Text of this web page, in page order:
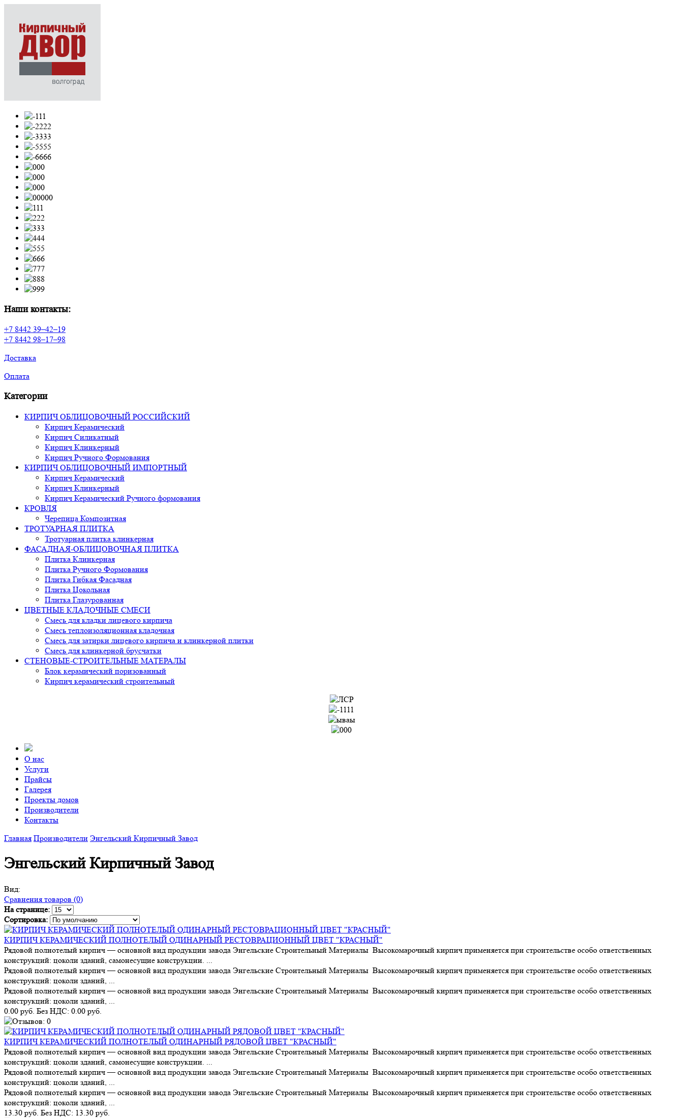
Наши контакты:
+7 8442 39–42–19
+7 8442 98–17–98
Доставка
Оплата
Категории
КИРПИЧ ОБЛИЦОВОЧНЫЙ РОССИЙСКИЙ
Кирпич Керамический
Кирпич Силикатный
Кирпич Клинкерный
Кирпич Ручного Формования
КИРПИЧ ОБЛИЦОВОЧНЫЙ ИМПОРТНЫЙ
Кирпич Керамический
Кирпич Клинкерный
Кирпич Керамический Ручного формования
КРОВЛЯ
Черепица Композитная
ТРОТУАРНАЯ ПЛИТКА
Тротуарная плитка клинкерная
ФАСАДНАЯ-ОБЛИЦОВОЧНАЯ ПЛИТКА
Плитка Клинкерная
Плитка Ручного Формования
Плитка Гибкая Фасадная
Плитка Цокольная
Плитка Глазурованная
ЦВЕТНЫЕ КЛАДОЧНЫЕ СМЕСИ
Смесь для кладки лицевого кирпича
Смесь теплоизоляционная кладочная
Смесь для затирки лицевого кирпича и клинкерной плитки
Смесь для клинкерной брусчатки
СТЕНОВЫЕ-СТРОИТЕЛЬНЫЕ МАТЕРАЛЫ
Блок керамический поризованный
Кирпич керамический строительный
О нас
Услуги
Прайсы
Галерея
Проекты домов
Производители
Контакты
Главная Производители Энгельский Кирпичный Завод
Энгельский Кирпичный Завод
Вид:
Сравнения товаров (0)
На странице:
Сортировка:
КИРПИЧ КЕРАМИЧЕСКИЙ ПОЛНОТЕЛЫЙ ОДИНАРНЫЙ РЕСТОВРАЦИОННЫЙ ЦВЕТ "КРАСНЫЙ"
Рядовой полнотелый кирпич — основной вид продукции завода Энгельские Строительный Материалы Высокомарочный кирпич применяется при строительстве особо ответственных
конструкций: цоколи зданий, самонесущие конструкции. ...
Рядовой полнотелый кирпич — основной вид продукции завода Энгельские Строительный Материалы Высокомарочный кирпич применяется при строительстве особо ответственных
конструкций: цоколи зданий, ...
Рядовой полнотелый кирпич — основной вид продукции завода Энгельские Строительный Материалы Высокомарочный кирпич применяется при строительстве особо ответственных
конструкций: цоколи зданий, ...
0.00 руб. Без НДС: 0.00 руб.
КИРПИЧ КЕРАМИЧЕСКИЙ ПОЛНОТЕЛЫЙ ОДИНАРНЫЙ РЯДОВОЙ ЦВЕТ "КРАСНЫЙ"
Рядовой полнотелый кирпич — основной вид продукции завода Энгельские Строительный Материалы Высокомарочный кирпич применяется при строительстве особо ответственных
конструкций: цоколи зданий, самонесущие конструкции. ...
Рядовой полнотелый кирпич — основной вид продукции завода Энгельские Строительный Материалы Высокомарочный кирпич применяется при строительстве особо ответственных
конструкций: цоколи зданий, ...
Рядовой полнотелый кирпич — основной вид продукции завода Энгельские Строительный Материалы Высокомарочный кирпич применяется при строительстве особо ответственных
конструкций: цоколи зданий, ...
13.30 руб. Без НДС: 13.30 руб.